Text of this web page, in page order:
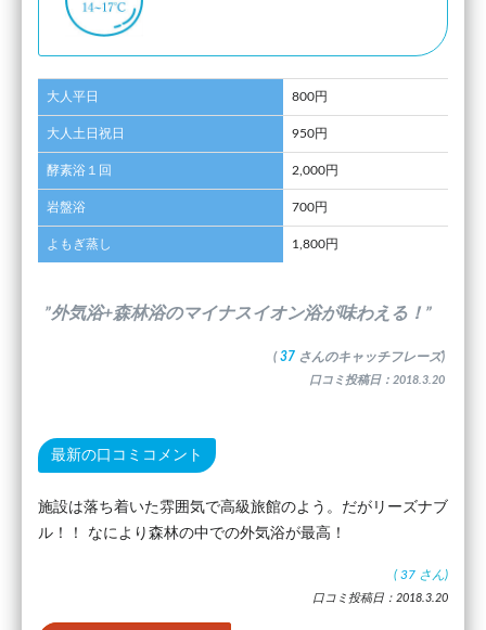
大人平日 800円
大人土日祝日 950円
酵素浴１回 2,000円
岩盤浴 700円
よもぎ蒸し 1,800円
”外気浴+森林浴のマイナスイオン浴が味わえる！”
( 37 さんのキャッチフレーズ)
口コミ投稿日：2018.3.20
最新の口コミコメント
施設は落ち着いた雰囲気で高級旅館のよう。だがリーズナブ
ル！！ なにより森林の中での外気浴が最高！
( 37 さん)
口コミ投稿日：2018.3.20